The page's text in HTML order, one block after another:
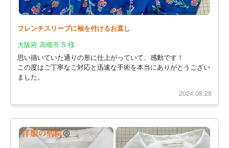
フレンチスリーブに袖を付けるお直し
大阪府 高槻市 S 様
思い描いていた通りの形に仕上がっていて、感動です！
この度はご丁寧なご対応と迅速な手術を本当にありがとうござい
ました。
2024.08.28